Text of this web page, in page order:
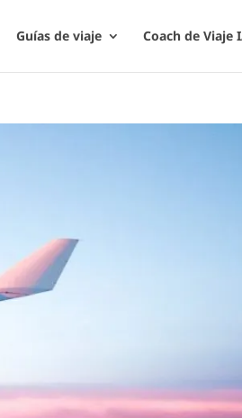
Guías de viaje Coach de Viaje